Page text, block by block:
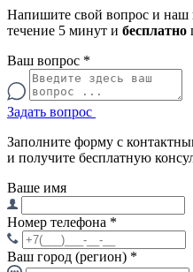
Напишите свой вопрос и наш
течение 5 минут и бесплатно
Ваш вопрос *
Задать вопрос
Заполните форму с
и получите бесплатную
Ваше имя
Номер телефона *
Ваш город (регион) *